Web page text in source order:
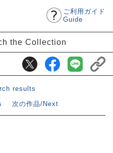
ご利用ガイド
Guide
the Collection
results
次の作品/Next